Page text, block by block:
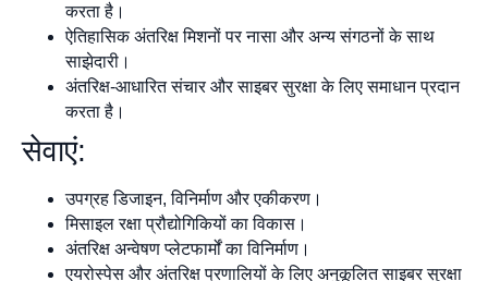
करता है।
ऐतिहासिक अंतरिक्ष मिशनों पर नासा और अन्य संगठनों के साथ
साझेदारी।
अंतरिक्ष-आधारित संचार और साइबर सुरक्षा के लिए समाधान प्रदान
करता है।
सेवाएं:
उपग्रह डिजाइन, विनिर्माण और एकीकरण।
मिसाइल रक्षा प्रौद्योगिकियों का विकास।
अंतरिक्ष अन्वेषण प्लेटफार्मों का विनिर्माण।
एयरोस्पेस और अंतरिक्ष प्रणालियों के लिए अनुकूलित साइबर सुरक्षा